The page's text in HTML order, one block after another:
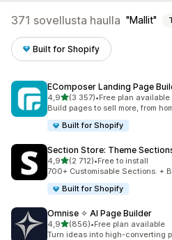
371 sovellusta haulla Mallit
Built for Shopify
EComposer Landing Page
4,9/ 5 tähteä
(3 357)
3357 arvostelua yhteensä
•Free plan available
Build pages to sell more, from
Built for Shopify
Section Store: Theme
4,9/ 5 tähteä
(2 712)
2712 arvostelua yhteensä
•Free to install
700+ Customisable Sections. +
Built for Shopify
Omnise ✧ AI Page Builder
4,9/ 5 tähteä
(856)
856 arvostelua yhteensä
•Free plan available
Turn ideas into high-converting